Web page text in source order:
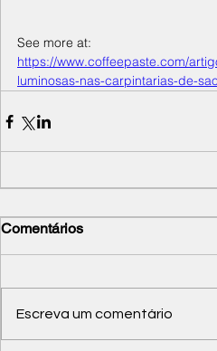
See more at:
https://www.coffeepaste.com/
luminosas-nas-carpintarias-de-
Comentários
Escreva um comentário